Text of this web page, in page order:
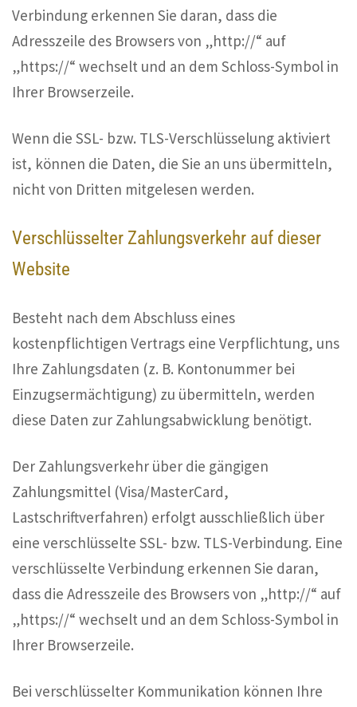
Verbindung erkennen Sie daran, dass die
Adresszeile des Browsers von „http://“ auf
„https://“ wechselt und an dem Schloss-Symbol in
Ihrer Browserzeile.
Wenn die SSL- bzw. TLS-Verschlüsselung aktiviert
ist, können die Daten, die Sie an uns übermitteln,
nicht von Dritten mitgelesen werden.
Verschlüsselter Zahlungsverkehr auf dieser
Website
Besteht nach dem Abschluss eines
kostenpflichtigen Vertrags eine Verpflichtung, uns
Ihre Zahlungsdaten (z. B. Kontonummer bei
Einzugsermächtigung) zu übermitteln, werden
diese Daten zur Zahlungsabwicklung benötigt.
Der Zahlungsverkehr über die gängigen
Zahlungsmittel (Visa/MasterCard,
Lastschriftverfahren) erfolgt ausschließlich über
eine verschlüsselte SSL- bzw. TLS-Verbindung. Eine
verschlüsselte Verbindung erkennen Sie daran,
dass die Adresszeile des Browsers von „http://“ auf
„https://“ wechselt und an dem Schloss-Symbol in
Ihrer Browserzeile.
Bei verschlüsselter Kommunikation können Ihre